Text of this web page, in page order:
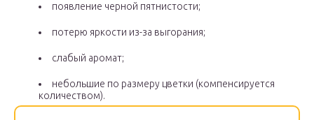
появление черной пятнистости;
потерю яркости из-за выгорания;
слабый аромат;
небольшие по размеру цветки (компенсируется
количеством).